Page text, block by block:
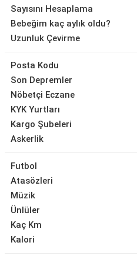
Sayısını Hesaplama
Bebeğim kaç aylık oldu?
Uzunluk Çevirme
Posta Kodu
Son Depremler
Nöbetçi Eczane
KYK Yurtları
Kargo Şubeleri
Askerlik
Futbol
Atasözleri
Müzik
Ünlüler
Kaç Km
Kalori